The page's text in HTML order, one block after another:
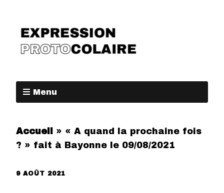
Menu
Accueil » « A quand la prochaine fois
? » fait à Bayonne le 09/08/2021
9 AOÛT 2021